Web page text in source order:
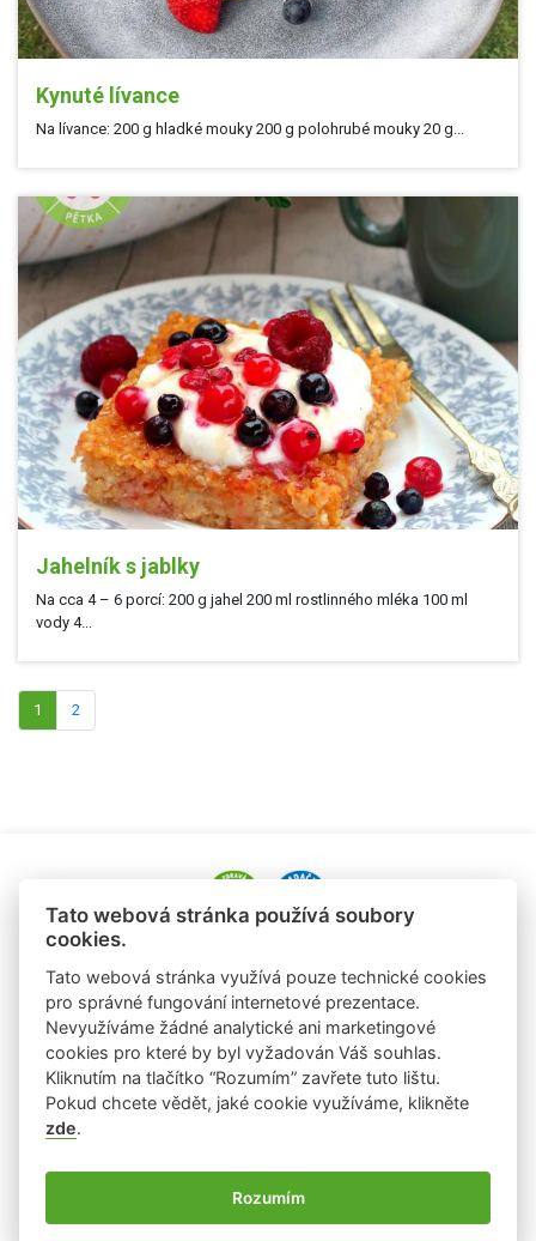
Kynuté lívance
Na lívance: 200 g hladké mouky 200 g polohrubé mouky 20 g...
Jahelník s jablky
Na cca 4 – 6 porcí: 200 g jahel 200 ml rostlinného mléka 100 ml
vody 4...
1 2
e-mail: alena.paldusova@albert.cz
tel.: +420 720 936 177
e-mail: laura.sobrova@albert.cz
tel: +420 725 824 978
Ochrana osobních údajů
Používání cookies
Tato webová stránka používá soubory
cookies.
Tato webová stránka využívá pouze technické cookies
pro správné fungování internetové prezentace.
Nevyužíváme žádné analytické ani marketingové
cookies pro které by byl vyžadován Váš souhlas.
Kliknutím na tlačítko “Rozumím” zavřete tuto lištu.
Pokud chcete vědět, jaké cookie využíváme, klikněte
zde.
Rozumím